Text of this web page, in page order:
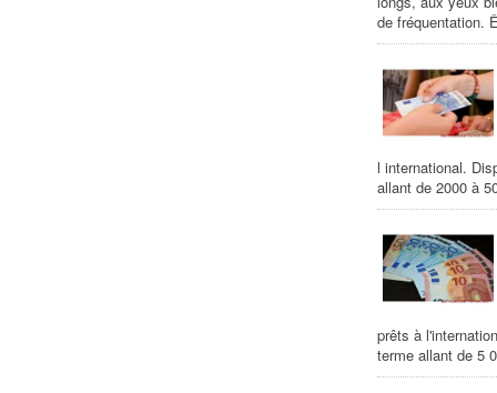
de fréquentation.
l international.
allant de 2000 à
prêts à
terme allant de 5